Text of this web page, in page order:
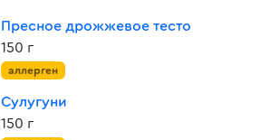
Пресное дрожжевое тесто
150 г
аллерген
Сулугуни
150 г